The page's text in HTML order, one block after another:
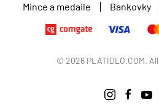
Mince a medaile
Bankovky
© 2026PLATIDLO.COM.